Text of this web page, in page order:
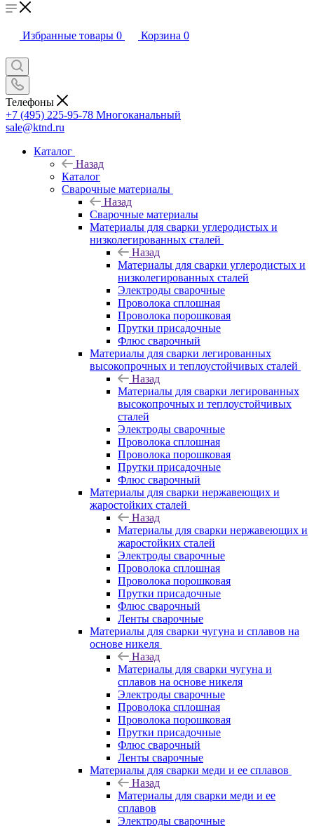
Избранные товары 0 Корзина 0
Телефоны
+7 (495) 225-95-78 Многоканальный
sale@ktnd.ru
Каталог
Назад
Каталог
Сварочные материалы
Назад
Сварочные материалы
Материалы для сварки углеродистых и
низколегированных сталей
Назад
Материалы для сварки углеродистых и
низколегированных сталей
Электроды сварочные
Проволока сплошная
Проволока порошковая
Прутки присадочные
Флюс сварочный
Материалы для сварки легированных
высокопрочных и теплоустойчивых сталей
Назад
Материалы для сварки легированных
высокопрочных и теплоустойчивых
сталей
Электроды сварочные
Проволока сплошная
Проволока порошковая
Прутки присадочные
Флюс сварочный
Материалы для сварки нержавеющих и
жаростойких сталей
Назад
Материалы для сварки нержавеющих и
жаростойких сталей
Электроды сварочные
Проволока сплошная
Проволока порошковая
Прутки присадочные
Флюс сварочный
Ленты сварочные
Материалы для сварки чугуна и сплавов на
основе никеля
Назад
Материалы для сварки чугуна и
сплавов на основе никеля
Электроды сварочные
Проволока сплошная
Проволока порошковая
Прутки присадочные
Флюс сварочный
Ленты сварочные
Материалы для сварки меди и ее сплавов
Назад
Материалы для сварки меди и ее
сплавов
Электроды сварочные